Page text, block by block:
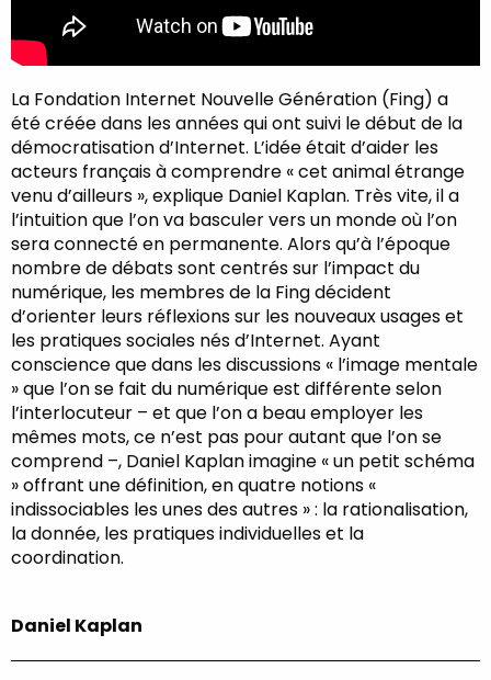
La Fondation Internet Nouvelle Génération (Fing) a
été créée dans les années qui ont suivi le début de la
démocratisation d’Internet. L’idée était d’aider les
acteurs français à comprendre « cet animal étrange
venu d’ailleurs », explique Daniel Kaplan. Très vite, il a
l’intuition que l’on va basculer vers un monde où l’on
sera connecté en permanente. Alors qu’à l’époque
nombre de débats sont centrés sur l’impact du
numérique, les membres de la Fing décident
d’orienter leurs réflexions sur les nouveaux usages et
les pratiques sociales nés d’Internet. Ayant
conscience que dans les discussions « l’image mentale
» que l’on se fait du numérique est différente selon
l’interlocuteur – et que l’on a beau employer les
mêmes mots, ce n’est pas pour autant que l’on se
comprend –, Daniel Kaplan imagine « un petit schéma
» offrant une définition, en quatre notions «
indissociables les unes des autres » : la rationalisation,
la donnée, les pratiques individuelles et la
coordination.
Daniel Kaplan